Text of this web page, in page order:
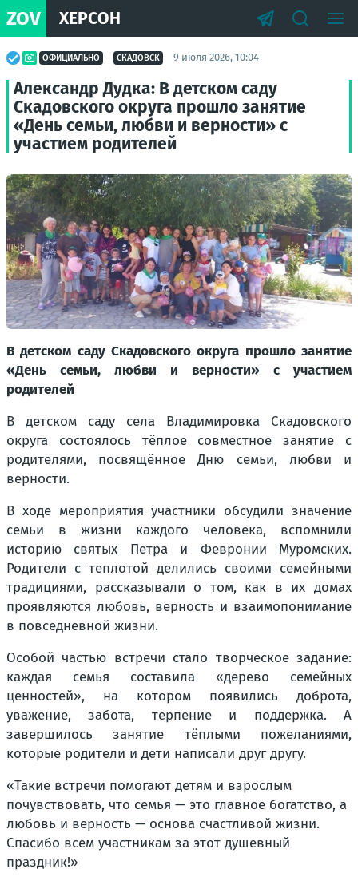
ZOV ХЕРСОН
ОФИЦИАЛЬНО СКАДОВСК 9 июля 2026, 10:04
Александр Дудка: В детском саду
Скадовского округа прошло занятие
«День семьи, любви и верности» с
участием родителей
В детском саду Скадовского округа прошло занятие
«День семьи, любви и верности» с участием
родителей
В детском саду села Владимировка Скадовского
округа состоялось тёплое совместное занятие с
родителями, посвящённое Дню семьи, любви и
верности.
В ходе мероприятия участники обсудили значение
семьи в жизни каждого человека, вспомнили
историю святых Петра и Февронии Муромских.
Родители с теплотой делились своими семейными
традициями, рассказывали о том, как в их домах
проявляются любовь, верность и взаимопонимание
в повседневной жизни.
Особой частью встречи стало творческое задание:
каждая семья составила «дерево семейных
ценностей», на котором появились доброта,
уважение, забота, терпение и поддержка. А
завершилось занятие тёплыми пожеланиями,
которые родители и дети написали друг другу.
«Такие встречи помогают детям и взрослым
почувствовать, что семья — это главное богатство, а
любовь и верность — основа счастливой жизни.
Спасибо всем участникам за этот душевный
праздник!»